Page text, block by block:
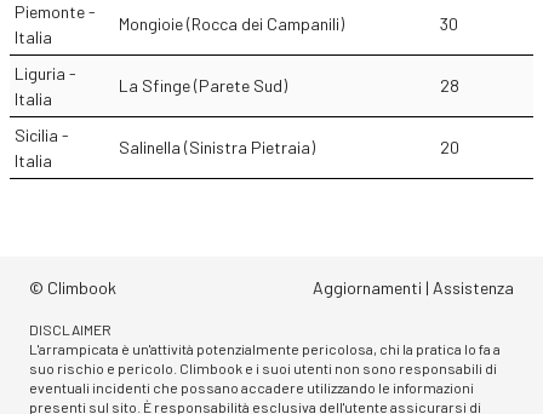
Piemonte -
Italia
Mongioie (Rocca dei Campanili) 30
Liguria -
Italia
La Sfinge (Parete Sud) 28
Sicilia -
Italia
Salinella (Sinistra Pietraia) 20
© Climbook Aggiornamenti | Assistenza
DISCLAIMER
L'arrampicata è un'attività potenzialmente pericolosa, chi la pratica lo fa a
suo rischio e pericolo. Climbook e i suoi utenti non sono responsabili di
eventuali incidenti che possano accadere utilizzando le informazioni
presenti sul sito. È responsabilità esclusiva dell'utente assicurarsi di